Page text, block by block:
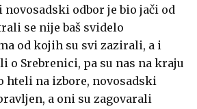
odbor je bio jači od
se nije baš svidelo
od kojih su svi zazirali, a i
o Srebrenici, pa su nas na kraju
hteli na izbore, novosadski
a oni su zagovarali